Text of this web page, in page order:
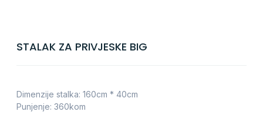
STALAK ZA PRIVJESKE BIG
Dimenzije stalka: 160cm * 40cm
Punjenje: 360kom